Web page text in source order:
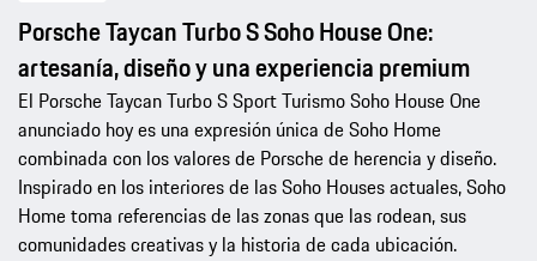
Porsche Taycan Turbo S Soho House One:
artesanía, diseño y una experiencia premium
El Porsche Taycan Turbo S Sport Turismo Soho House One
anunciado hoy es una expresión única de Soho Home
combinada con los valores de Porsche de herencia y diseño.
Inspirado en los interiores de las Soho Houses actuales, Soho
Home toma referencias de las zonas que las rodean, sus
comunidades creativas y la historia de cada ubicación.